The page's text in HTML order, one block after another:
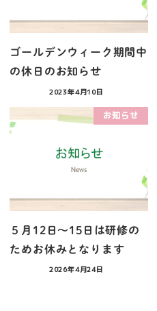
ゴールデンウィーク期間中
の休日のお知らせ
2023年4月10日
お知らせ
５月12日〜15日は研修の
ためお休みとなります
2026年4月24日